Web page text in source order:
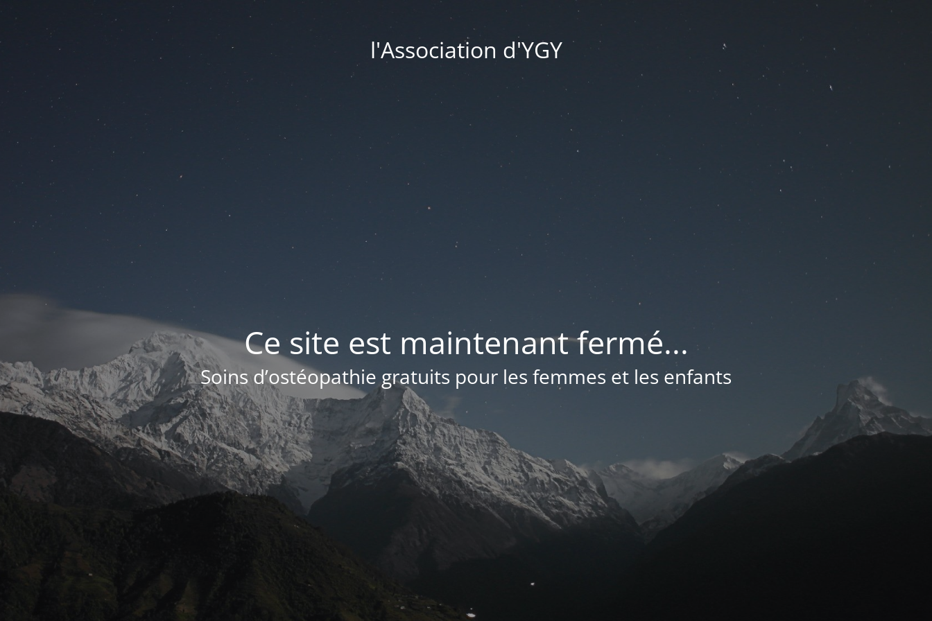
l'Association d'YGY
Ce site est maintenant fermé...
Soins d’ostéopathie gratuits pour les femmes et les enfants